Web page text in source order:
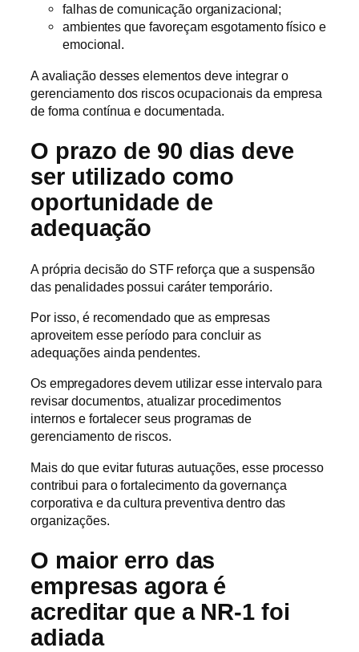
falhas de comunicação organizacional;
ambientes que favoreçam esgotamento físico e
emocional.
A avaliação desses elementos deve integrar o
gerenciamento dos riscos ocupacionais da empresa
de forma contínua e documentada.
O prazo de 90 dias deve
ser utilizado como
oportunidade de
adequação
A própria decisão do STF reforça que a suspensão
das penalidades possui caráter temporário.
Por isso, é recomendado que as empresas
aproveitem esse período para concluir as
adequações ainda pendentes.
Os empregadores devem utilizar esse intervalo para
revisar documentos, atualizar procedimentos
internos e fortalecer seus programas de
gerenciamento de riscos.
Mais do que evitar futuras autuações, esse processo
contribui para o fortalecimento da governança
corporativa e da cultura preventiva dentro das
organizações.
O maior erro das
empresas agora é
acreditar que a NR-1 foi
adiada